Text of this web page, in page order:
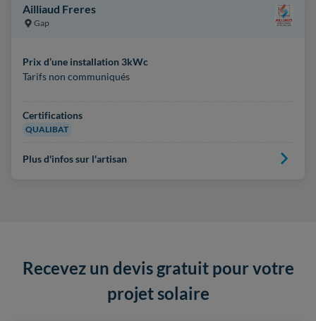
Ailliaud Freres
Gap
Prix d’une installation 3kWc
Tarifs non communiqués
Certifications
QUALIBAT
Plus d'infos sur l'artisan
Recevez un devis gratuit pour votre
projet solaire